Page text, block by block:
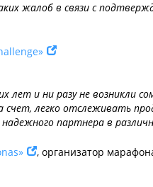
жалоб в связи с
и ни разу не возникли
счет, легко отслеживать
партнера в
, организатор